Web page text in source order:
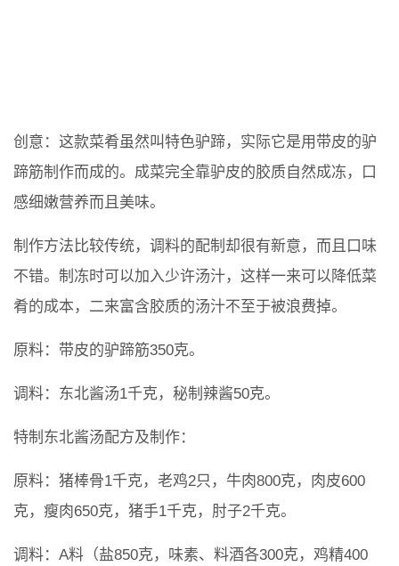
创意：这款菜肴虽然叫特色驴蹄，实际它是用带皮的驴
蹄筋制作而成的。成菜完全靠驴皮的胶质自然成冻，口
感细嫩营养而且美味。
制作方法比较传统，调料的配制却很有新意，而且口味
不错。制冻时可以加入少许汤汁，这样一来可以降低菜
肴的成本，二来富含胶质的汤汁不至于被浪费掉。
原料：带皮的驴蹄筋350克。
调料：东北酱汤1千克，秘制辣酱50克。
特制东北酱汤配方及制作：
原料：猪棒骨1千克，老鸡2只，牛肉800克，肉皮600
克，瘦肉650克，猪手1千克，肘子2千克。
调料：A料（盐850克，味素、料酒各300克，鸡精400